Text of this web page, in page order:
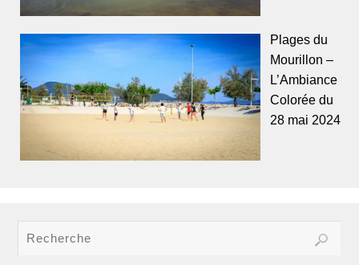
Plages du
Mourillon –
L’Ambiance
Colorée du
28 mai 2024